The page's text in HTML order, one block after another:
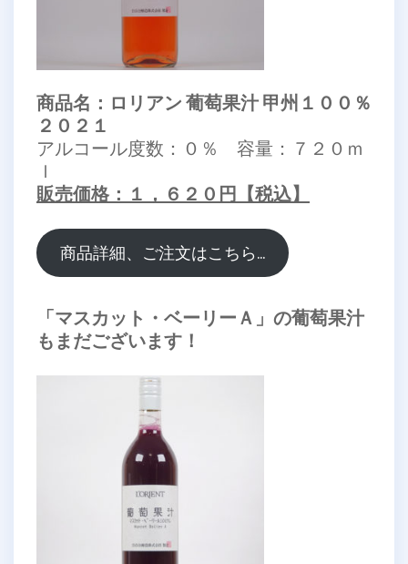
商品名：ロリアン 葡萄果汁 甲州１００％
２０２１
アルコール度数：０％ 容量：７２０ｍ
ｌ
販売価格：１，６２０円【税込】
商品詳細、ご注文はこちら…
「マスカット・ベーリーＡ」の葡萄果汁
もまだございます！